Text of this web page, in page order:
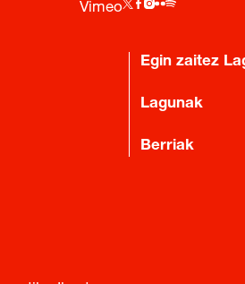
Vimeo
Egin zaitez
Lagunak
Berriak